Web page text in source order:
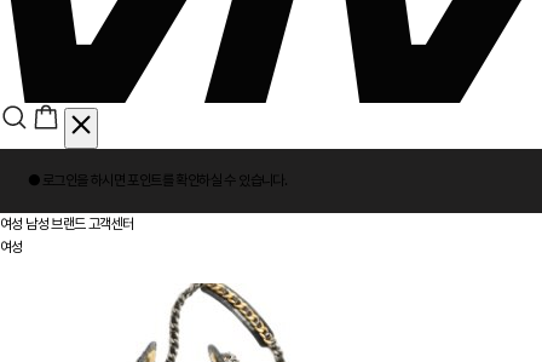
그
인
● 로그인을 하시면 포인트 를 확인하실 수 있습니다.
여성 남성 브랜드 고객센터
여성